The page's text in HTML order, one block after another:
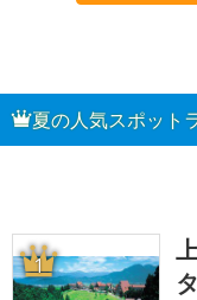
夏の人気スポット
1